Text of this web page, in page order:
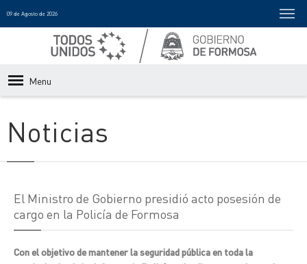
09 de Agosto de 2026
Menu
Noticias
El Ministro de Gobierno presidió acto posesión de
cargo en la Policía de Formosa
Con el objetivo de mantener la seguridad pública en toda la